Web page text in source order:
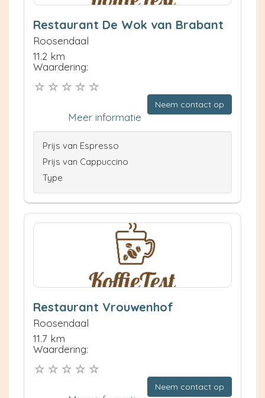
Restaurant De Wok van Brabant
Roosendaal
11.2 km
Waardering:
Neem contact op
Meer informatie
Prijs van Espresso
Prijs van Cappuccino
Type
Restaurant Vrouwenhof
Roosendaal
11.7 km
Waardering:
Neem contact op